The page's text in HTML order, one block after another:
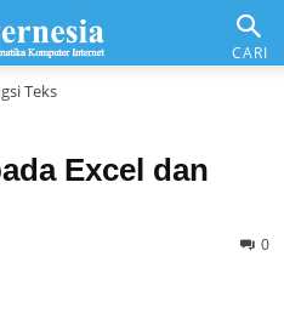
CARI
Teks
Excel dan
0